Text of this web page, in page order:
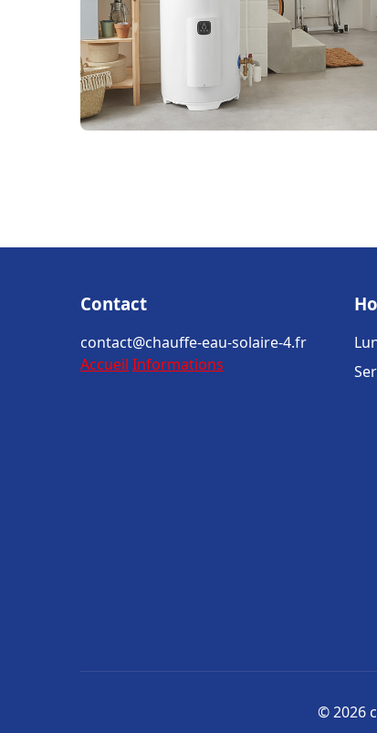
Contact
contact@chauffe-eau-solaire-4.fr
Accueil Informations
© 2026